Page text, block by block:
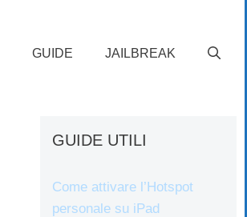
GUIDE JAILBREAK
GUIDE UTILI
Come attivare l’Hotspot
personale su iPad